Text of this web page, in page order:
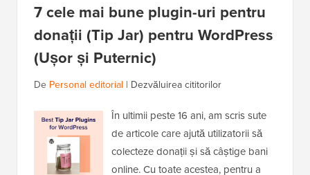
7 cele mai bune plugin-uri pentru
donații (Tip Jar) pentru WordPress
(Ușor și Puternic)
De Personal editorial | Dezvăluirea cititorilor
În ultimii peste 16 ani, am scris sute
de articole care ajută utilizatorii să
colecteze donații și să câștige bani
online. Cu toate acestea, pentru a